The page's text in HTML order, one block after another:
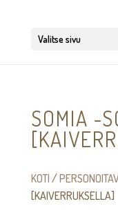
Valitse sivu
SOMIA -
KOTI /
[KAIVERRUKSELLA]